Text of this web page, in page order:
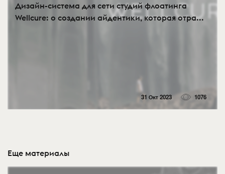
Дизайн-система для сети студий флоатинга
Wellcure: о создании айдентики, которая отра...
31 Окт 2023 1076
Еще материалы